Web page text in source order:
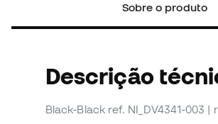
Sobre o produto
Descrição
Black-Black ref. NI_DV4341-003 |